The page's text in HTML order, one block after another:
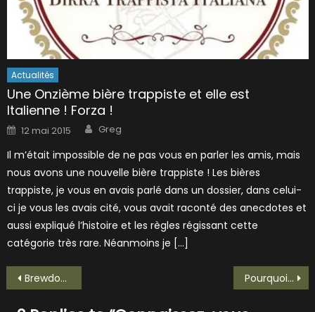
Actualités
Une Onzième bière trappiste et elle est
Italienne ! Forza !
Posted
on
12 mai 2015 Author
Greg
Il m’était impossible de ne pas vous en parler les amis, mais
nous avons une nouvelle bière trappiste ! Les bières
trappiste, je vous en avais parlé dans un dossier, dans celui-
ci je vous les avais cité, vous avait raconté des anecdotes et
aussi expliqué l’histoire et les règles régissant cette
catégorie très rare. Néanmoins je […]
Navigation
Brewdog : une success story entachée par des témoignages accablants Pourquoi tout le monde dit que les bières vont coûter plus cher?